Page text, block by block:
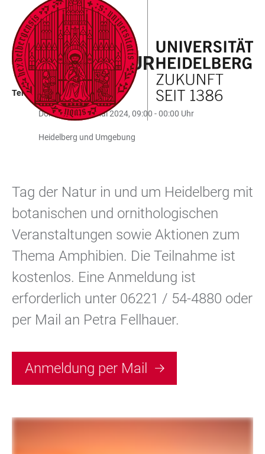
LINKS
ZUR
BARRIEREFREIHEIT
ZUM
HAUPTINHALT
HAUPTNAVIGATION
ÖFFNEN
WEBSEITENSUCHE
ÖFFNEN
TAG DER NATUR
Termin in der Vergangenheit
Donnerstag, 9. Mai 2024, 09:00 - 00:00 Uhr
Heidelberg und Umgebung
Tag der Natur in und um Heidelberg mit
botanischen und ornithologischen
Veranstaltungen sowie Aktionen zum
Thema Amphibien. Die Teilnahme ist
kostenlos. Eine Anmeldung ist
erforderlich unter 06221 / 54-4880 oder
per Mail an Petra Fellhauer.
Anmeldung per Mail